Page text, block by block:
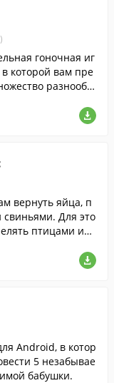
гоночная иг
которой вам пре
разнообр
вернуть яйца, п
Для это
птицами из
Android, в котор
5 незабывае
бабушки.